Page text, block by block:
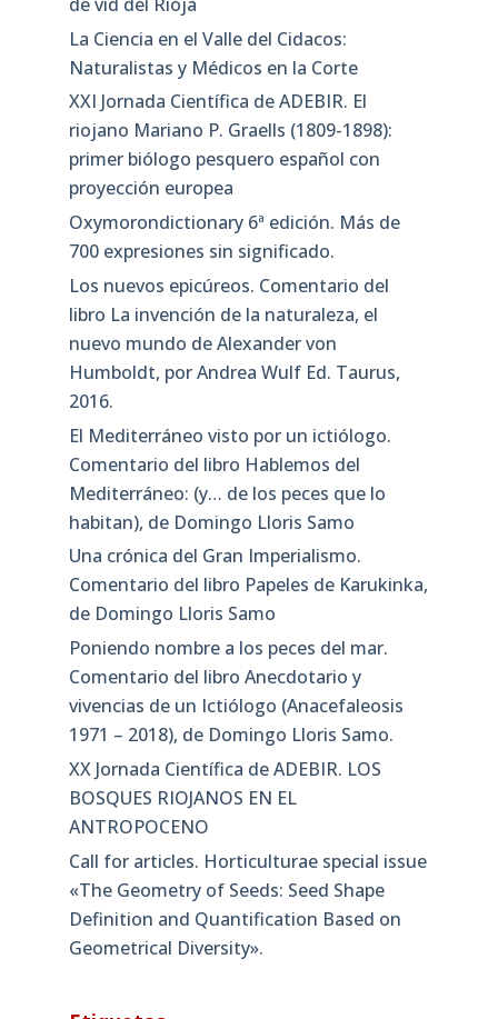
La Ciencia en el Valle del Cidacos:
Naturalistas y Médicos en la Corte
XXI Jornada Científica de ADEBIR. El
riojano Mariano P. Graells (1809-1898):
primer biólogo pesquero español con
proyección europea
Oxymorondictionary 6ª edición. Más de
700 expresiones sin significado.
Los nuevos epicúreos. Comentario del
libro La invención de la naturaleza, el
nuevo mundo de Alexander von
Humboldt, por Andrea Wulf Ed. Taurus,
2016.
El Mediterráneo visto por un ictiólogo.
Comentario del libro Hablemos del
Mediterráneo: (y… de los peces que lo
habitan), de Domingo Lloris Samo
Una crónica del Gran Imperialismo.
Comentario del libro Papeles de Karukinka,
de Domingo Lloris Samo
Poniendo nombre a los peces del mar.
Comentario del libro Anecdotario y
vivencias de un Ictiólogo (Anacefaleosis
1971 – 2018), de Domingo Lloris Samo.
XX Jornada Científica de ADEBIR. LOS
BOSQUES RIOJANOS EN EL
ANTROPOCENO
Call for articles. Horticulturae special issue
«The Geometry of Seeds: Seed Shape
Definition and Quantification Based on
Geometrical Diversity»​.